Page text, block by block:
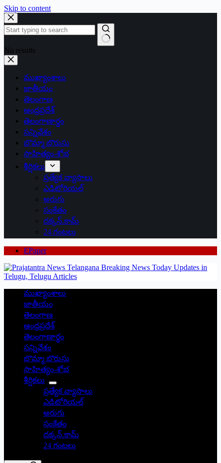
Skip to content
No results
ముఖ్యాంశాలు
జాతీయం
తెలంగాణ
ఆంధ్రప్రదేశ్
తెలంగాణార్థం
సన్నివేశం
బొమ్మా బొరుసు
సాహిత్యం-శోభ
శీర్షికలు
ప్రత్యేక వ్యాసాలు
ఎడిటోరియల్
అరుగు
సంకేతం
దక్కన్.కామ్
24 గంటలు
EPaper
ముఖ్యాంశాలు
జాతీయం
తెలంగాణ
ఆంధ్రప్రదేశ్
తెలంగాణార్థం
సన్నివేశం
బొమ్మా బొరుసు
సాహిత్యం-శోభ
శీర్షికలు
ప్రత్యేక వ్యాసాలు
ఎడిటోరియల్
అరుగు
సంకేతం
దక్కన్.కామ్
24 గంటలు